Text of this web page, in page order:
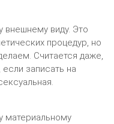
внешнему виду. Это
процедур, но
Считается даже,
записать на
материальному